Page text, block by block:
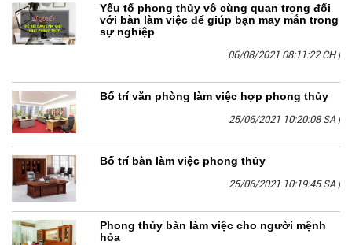
Yếu tố phong thủy vô cùng quan trọng đối
với bàn làm việc để giúp bạn may mắn trong
sự nghiệp
06/08/2021 08:11:22 CH|
Bố trí văn phòng làm việc hợp phong thủy
25/06/2021 10:20:08 SA |
Bố trí bàn làm việc phong thủy
25/06/2021 10:19:45 SA |
Phong thủy bàn làm việc cho người mệnh
hỏa